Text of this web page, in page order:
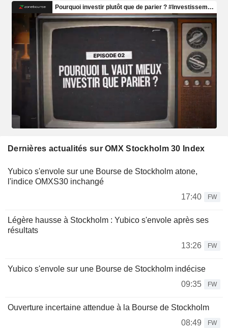
Dernières actualités sur OMX Stockholm 30 Index
Yubico s'envole sur une Bourse de Stockholm atone,
l'indice OMXS30 inchangé
17:40
FW
Légère hausse à Stockholm : Yubico s'envole après ses
résultats
13:26
FW
Yubico s'envole sur une Bourse de Stockholm indécise
09:35
FW
Ouverture incertaine attendue à la Bourse de Stockholm
08:49
FW